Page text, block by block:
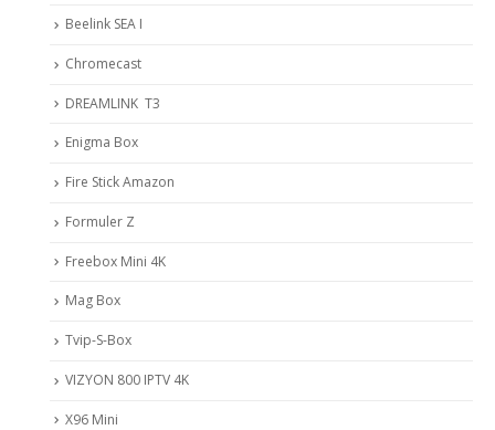
Beelink SEA I
Chromecast
DREAMLINK T3
Enigma Box
Fire Stick Amazon
Formuler Z
Freebox Mini 4K
Mag Box
Tvip-S-Box
VIZYON 800 IPTV 4K
X96 Mini